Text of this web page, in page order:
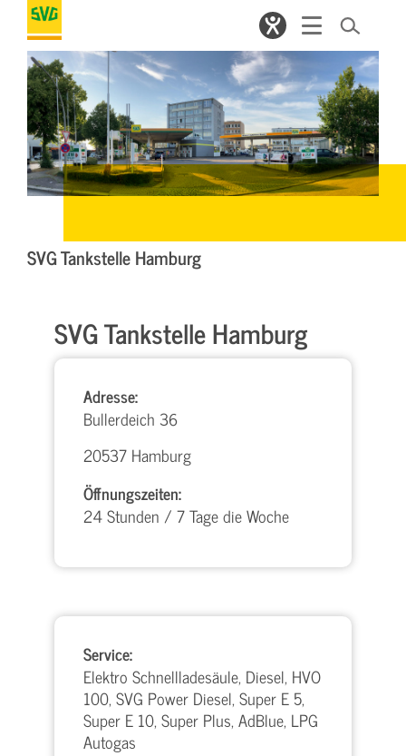
SVG Tankstelle Hamburg
SVG Tankstelle Hamburg
Adresse:
Bullerdeich 36
20537 Hamburg
Öffnungszeiten:
24 Stunden / 7 Tage die Woche
Service:
Elektro Schnellladesäule, Diesel, HVO
100, SVG Power Diesel, Super E 5,
Super E 10, Super Plus, AdBlue, LPG
Autogas